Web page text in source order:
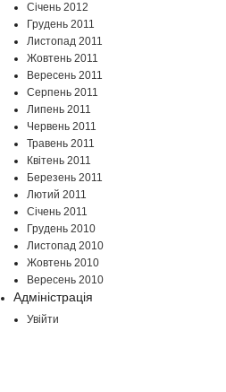
Січень 2012
Грудень 2011
Листопад 2011
Жовтень 2011
Вересень 2011
Серпень 2011
Липень 2011
Червень 2011
Травень 2011
Квітень 2011
Березень 2011
Лютий 2011
Січень 2011
Грудень 2010
Листопад 2010
Жовтень 2010
Вересень 2010
Адміністрація
Увійти